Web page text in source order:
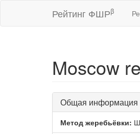
Рейтинг ФШРβ
Moscow
Общая информация
Метод жеребьёвки: